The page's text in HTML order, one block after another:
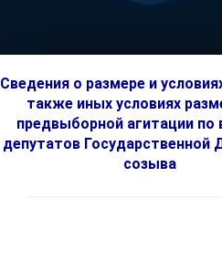
Сведения о размере и
также иных условиях
предвыборной агитации
депутатов Государственной
созыва